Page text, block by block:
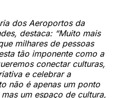
dos Aeroportos da
destaca: “Muito mais
milhares de pessoas
tão imponente como a
conectar culturas,
e celebrar a
não é apenas um ponto
um espaço de cultura,